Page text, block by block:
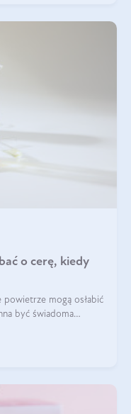
o cerę, kiedy
mogą osłabić
być świadoma